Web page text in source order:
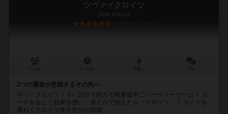
ツヴァイクロイツ
Zwei kreuze
6.5
2つの運命が交錯するその先へ
叫べ！クロイツ！ 5～15分で終わる軽量級中二パーティーゲーム！ カ
ードを出して効果を使い、赤と白で揃えたら「クロイツ」！ カードを
重ねてクロイツ体を自分の領域...